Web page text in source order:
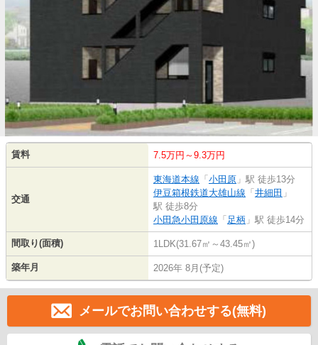
賃料 7.5万円～9.3万円
交通
東海道本線 「 小田原 」駅 徒歩13分
伊豆箱根鉄道大雄山線 「 井細田 」
駅 徒歩8分
小田急小田原線 「 足柄 」駅 徒歩14分
間取り(面積) 1LDK(31.67㎡～43.45㎡)
築年月 2026年 8月(予定)
メールでお問い合わせする(無料)